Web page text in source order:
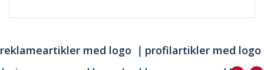
reklameartikler med logo ｜profilartikler med logo